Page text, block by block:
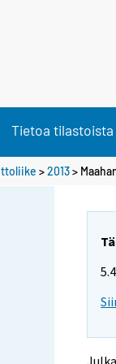
Tietoa tilastoista
>2013>
Y
o
Y
o